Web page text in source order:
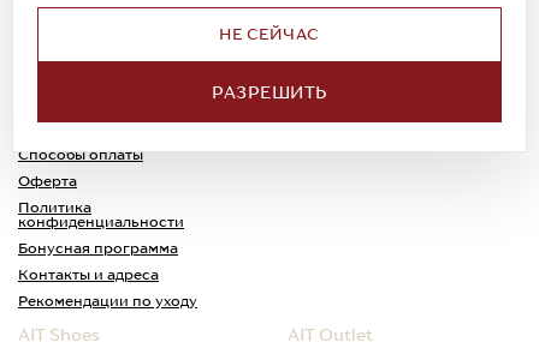
НЕ СЕЙЧАС
РАЗРЕШИТЬ
© 2023. AIT Shoes
Все права защищены
Доставка
Способы оплаты
Оферта
Политика
конфиденциальности
Обмен и возврат
Каспи-Ред
Бонусная программа
Контакты и адреса
Рекомендации по уходу
AIT Shoes AIT Outlet